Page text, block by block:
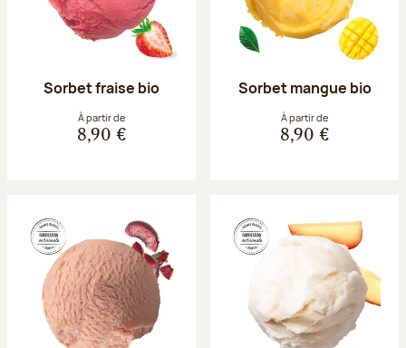
Sorbet fraise bio
À partir de
8,90 €
Sorbet mangue bio
À partir de
8,90 €